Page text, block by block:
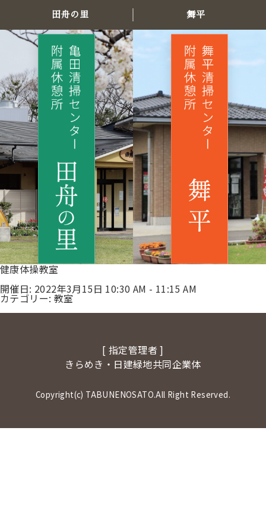
田舟の里 舞平
健康体操教室
開催日: 2022年3月15日 10:30 AM - 11:15 AM
カテゴリー: 教室
[ 指定管理者 ]
きらめき・日建緑地共同企業体
Copyright(c) TABUNENOSATO.All Right Reserved.